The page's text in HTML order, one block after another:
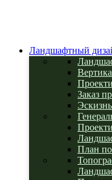
Ландшафтный
Заказ
План